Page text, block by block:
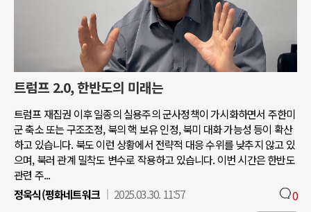
트럼프 2.0, 한반도의 미래는
트럼프 재집권 이후 일종의 실용주의 군사정책이 가시화하면서 주한미
군 축소 또는 구조조정, 북의 핵 보유 인정, 북미 대화 가능성 등이 확산
하고 있습니다. 북도 이런 상황에서 전략적 대응 수위를 낮추지 않고 있
으며, 북러 관계 밀착도 변수로 작용하고 있습니다. 이번 시간은 한반도
관련 주...
정욱식(평화네트워크
2025.03.30. 11:57 0